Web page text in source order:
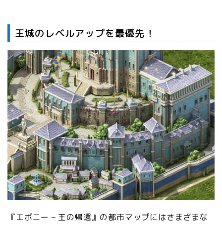
王城のレベルアップを最優先！
『エボニー – 王の帰還』の都市マップにはさまざまな